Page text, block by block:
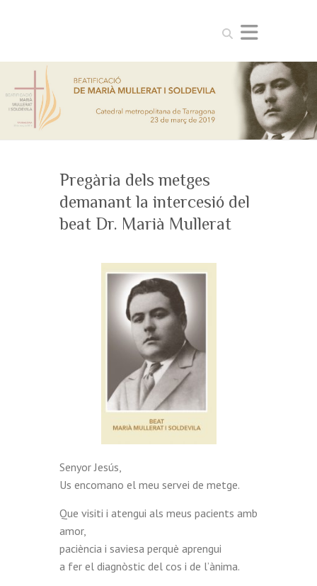
Search
Pregària dels metges
demanant la intercesió del
beat Dr. Marià Mullerat
Senyor Jesús,
Us encomano el meu servei de metge.
Que visiti i atengui als meus pacients amb
amor,
paciència i saviesa perquè aprengui
a fer el diagnòstic del cos i de l’ànima.